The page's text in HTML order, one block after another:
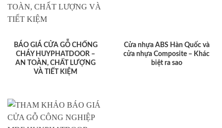
BÁO GIÁ CỬA GỖ CHỐNG
CHÁY HUYPHATDOOR –
AN TOÀN, CHẤT LƯỢNG
VÀ TIẾT KIỆM
Cửa nhựa ABS Hàn Quốc và
cửa nhựa Composite – Khác
biệt ra sao